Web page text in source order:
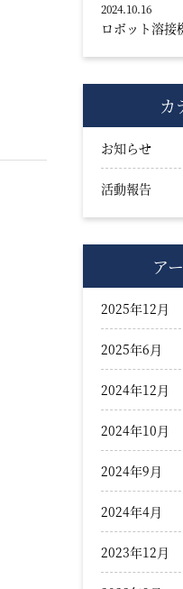
ロボット溶接
2024.10.16
カ
お知らせ
活動報告
ア
2025年12月
2025年6月
2024年12月
2024年10月
2024年9月
2024年4月
2023年12月